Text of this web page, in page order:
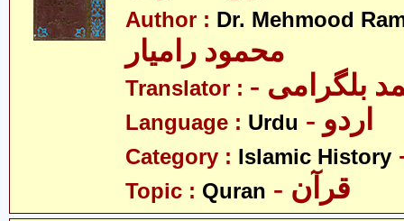
Author : Dr. Mehmood
محمود رامیار
Translator : بلگرامی
Language : Urdu - اردو
Category : Islamic History
Topic : Quran - قرآن